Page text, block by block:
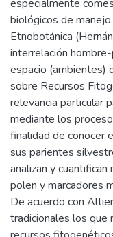
especialmente
biológicos de
Etnobotánica
interrelación
espacio (ambientes)
sobre Recursos
relevancia particular
mediante los
finalidad de conocer
sus parientes
analizan y
polen y marcadores
De acuerdo con
tradicionales los que